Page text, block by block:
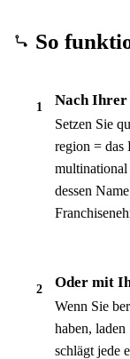
So
1 Nach Ihrer
Setzen Sie
region = das
multinational
dessen
2 Oder mit
Wenn Sie
haben,
schlägt jede